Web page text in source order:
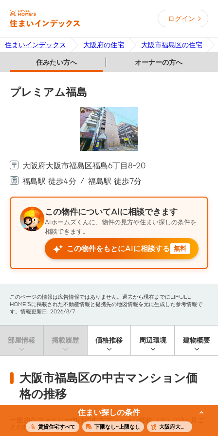
ログイン
住まいインデックス 大阪府の住宅 大阪市福島区の住宅
住みたい方へ オーナーの方へ
住まい探しの条件
賃貸住宅すべて 下限なし~上限なし 大阪府大阪市福島区
プレミアム福島
大阪府大阪市福島区福島6丁目8-20
福島駅 徒歩4分
福島駅 徒歩7分
この物件についてAIに相談できます
AIホームズくんに、物件の見方や住まい探しの条件を
相談できます。
この物件をもとにAIに相談する 無料
このページの情報は広告情報ではありません。過去から現在までにLIFULL
HOME'Sに掲載された不動産情報と提携先の地図情報を元に生成した参考情報で
す。情報更新日: 2026/8/7
部屋情報 掲載履歴 価格推移 周辺環境 建物概要
大阪市福島区の中古マンション価
格の推移
一般的なファミリー向けの中古マンション価格（※）の3ヶ月ご
との推移です。